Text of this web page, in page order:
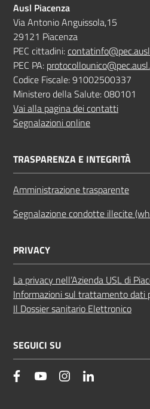
Ausl Piacenza
Via Antonio Anguissola,15
29121 Piacenza
PEC cittadini:
PEC PA:
Codice Fiscale: 91002500337
Ministero della Salute: 080101
Vai alla pagina dei contatti
Segnalazioni online
TRASPARENZA E INTEGRITÀ
Amministrazione trasparente
Segnalazione condotte illecite
PRIVACY
La privacy nell’Azienda USL di
Informazioni sul trattamento dati
Il Dossier sanitario Elettronico
SEGUICI SU
facebookYouTube Instagram